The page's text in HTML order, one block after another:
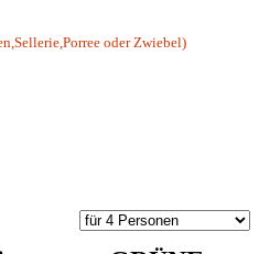
oder Zwiebel)